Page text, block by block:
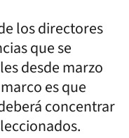
los directores
que se
desde marzo
es que
concentrar